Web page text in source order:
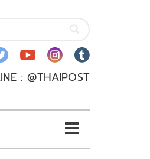
: @THAIPOST